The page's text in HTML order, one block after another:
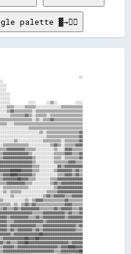
palette ▓→✊🏽
░░░░
░░  ░░░░░░░░░░  ░░
░░
░░░░░░▒▒▓▓▓▓▒▒▒▒░░░░░░░░
░░░░      ░░▒▒░░          ░░░░